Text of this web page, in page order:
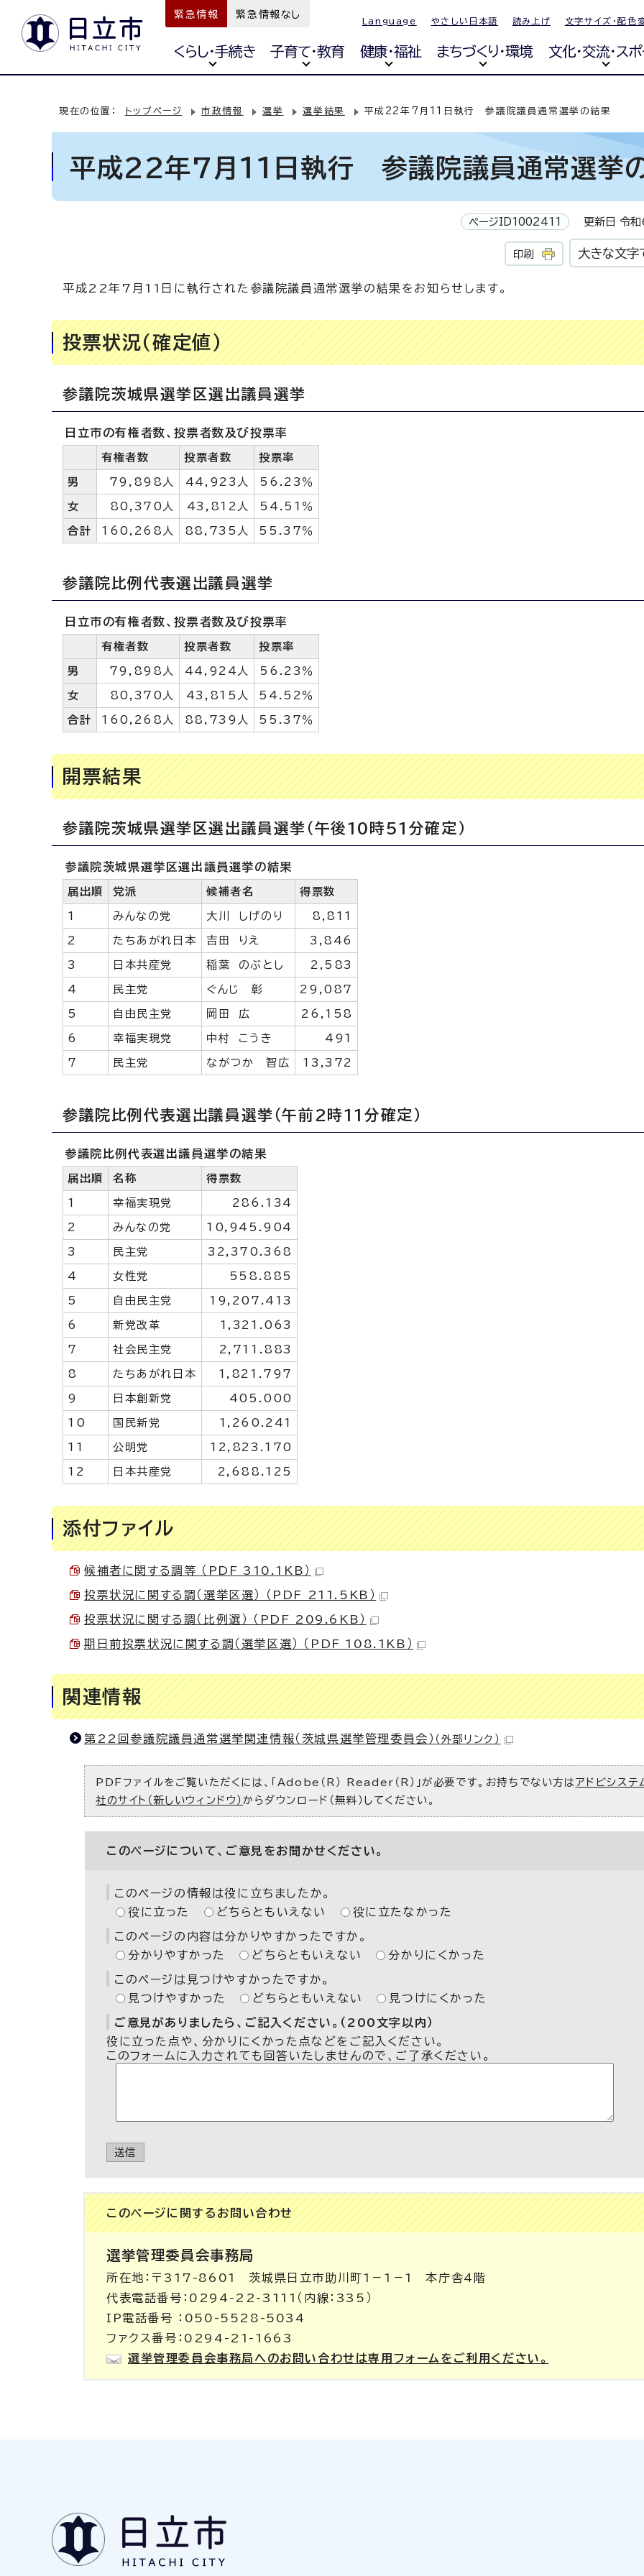
緊急情報 緊急情報なし
Language やさしい日本語 読み上げ 文字サイズ・配色
くらし・手続き 子育て・教育 健康・福祉 まちづくり・環境 文化・交流・ス
現在の位置： トップページ 市政情報 選挙 選挙結果 平成22年7月11日執行 参議院議員通常選挙の結果
平成22年7月11日執行 参議院議員通常選挙
ページID1002411 更新日 令和
印刷 大きな文字
平成22年7月11日に執行された参議院議員通常選挙の結果をお知らせします。
投票状況（確定値）
参議院茨城県選挙区選出議員選挙
日立市の有権者数、投票者数及び投票率
有権者数 投票者数 投票率
男 79,898人 44,923人 56.23％
女 80,370人 43,812人 54.51％
合計 160,268人 88,735人 55.37％
参議院比例代表選出議員選挙
日立市の有権者数、投票者数及び投票率
有権者数 投票者数 投票率
男 79,898人 44,924人 56.23％
女 80,370人 43,815人 54.52％
合計 160,268人 88,739人 55.37％
開票結果
参議院茨城県選挙区選出議員選挙（午後10時51分確定）
参議院茨城県選挙区選出議員選挙の結果
届出順 党派 候補者名 得票数
1 みんなの党 大川 しげのり 8,811
2 たちあがれ日本 吉田 りえ 3,846
3 日本共産党 稲葉 のぶとし 2,583
4 民主党 ぐんじ 彰 29,087
5 自由民主党 岡田 広 26,158
6 幸福実現党 中村 こうき 491
7 民主党 ながつか 智広 13,372
参議院比例代表選出議員選挙（午前2時11分確定）
参議院比例代表選出議員選挙の結果
届出順 名称 得票数
1 幸福実現党 286.134
2 みんなの党 10,945.904
3 民主党 32,370.368
4 女性党 558.885
5 自由民主党 19,207.413
6 新党改革 1,321.063
7 社会民主党 2,711.883
8 たちあがれ日本 1,821.797
9 日本創新党 405.000
10 国民新党 1,260.241
11 公明党 12,823.170
12 日本共産党 2,688.125
添付ファイル
候補者に関する調等 （PDF 310.1KB）
投票状況に関する調（選挙区選） （PDF 211.5KB）
投票状況に関する調（比例選） （PDF 209.6KB）
期日前投票状況に関する調（選挙区選） （PDF 108.1KB）
関連情報
第22回参議院議員通常選挙関連情報（茨城県選挙管理委員会） （外部リンク）
PDFファイルをご覧いただくには、「Adobe（R） Reader（R）」が必要です。お持ちでない方は アドビシステ
社のサイト（新しいウィンドウ） からダウンロード（無料）してください。
このページについて、ご意見をお聞かせください。
このページの情報は役に立ちましたか。
役に立った
どちらともいえない 役に立たなかった
このページの内容は分かりやすかったですか。
分かりやすかった
どちらともいえない 分かりにくかった
このページは見つけやすかったですか。
見つけやすかった
どちらともいえない 見つけにくかった
ご意見がありましたら、ご記入ください。（200文字以内）
役に立った点や、分かりにくかった点などをご記入ください。
このフォームに入力されても回答いたしませんので、ご了承ください。
送信
このページに関する お問い合わせ
選挙管理委員会事務局
所在地：〒317-8601 茨城県日立市助川町1－1－1 本庁舎4階
代表電話番号：0294-22-3111（内線：335）
IP電話番号 ：050-5528-5034
ファクス番号：0294-21-1663
選挙管理委員会事務局へのお問い合わせは専用フォームをご利用ください。